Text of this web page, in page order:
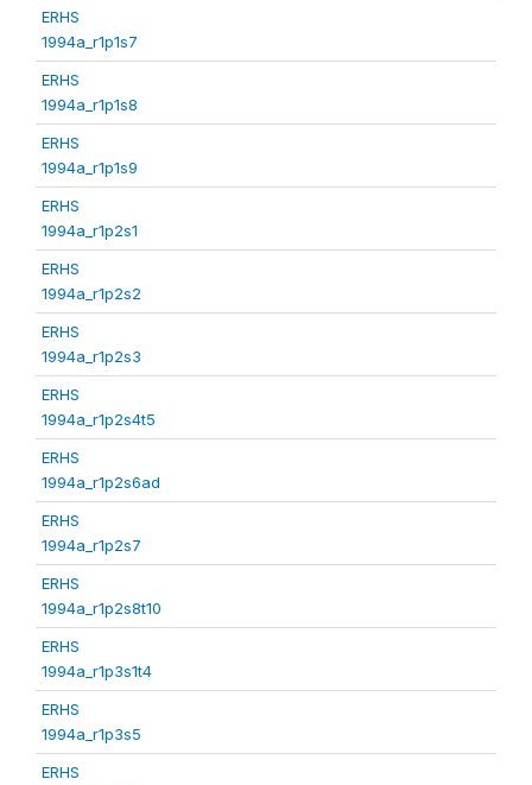
ERHS
1994a_r1p1s7
ERHS
1994a_r1p1s8
ERHS
1994a_r1p1s9
ERHS
1994a_r1p2s1
ERHS
1994a_r1p2s2
ERHS
1994a_r1p2s3
ERHS
1994a_r1p2s4t5
ERHS
1994a_r1p2s6ad
ERHS
1994a_r1p2s7
ERHS
1994a_r1p2s8t10
ERHS
1994a_r1p3s1t4
ERHS
1994a_r1p3s5
ERHS